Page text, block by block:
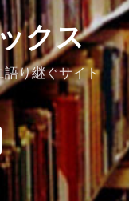
クス
語り継ぐサイト